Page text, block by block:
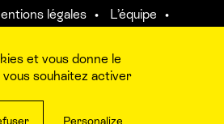
légales
L’équipe
et vous donne le
souhaitez activer
Personalize